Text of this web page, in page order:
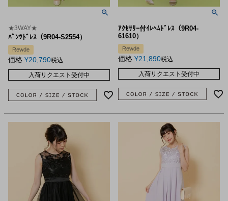
★3WAY★
ﾊﾟﾝﾂﾄﾞﾚｽ（9R04-S2554）
Rewde
価格 ¥20,790税込
入荷リクエスト受付中
ｱｸｾｻﾘｰ付ｲﾚﾍﾑﾄﾞﾚｽ（9R04-
61610）
Rewde
価格 ¥21,890税込
入荷リクエスト受付中